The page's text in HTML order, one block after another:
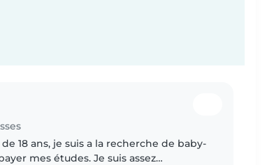
18 ans, je suis a la recherche de baby-
mes études. Je suis assez